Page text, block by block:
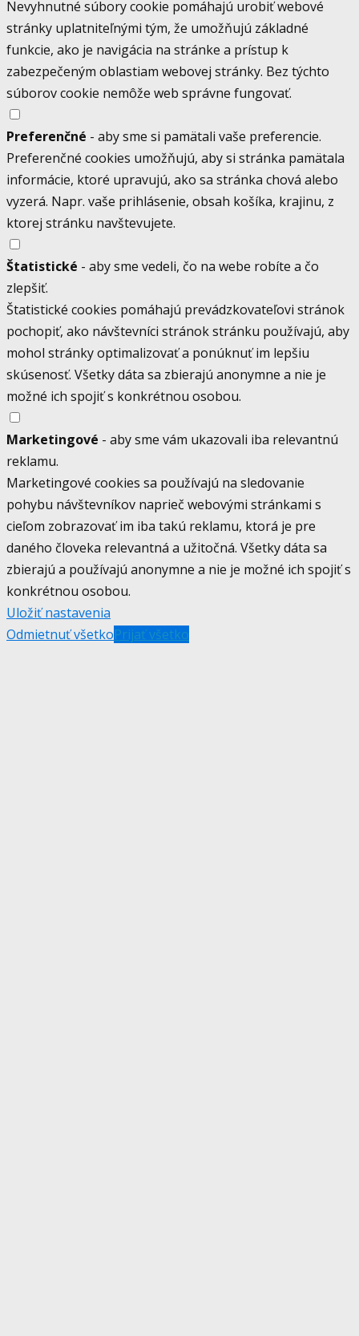
Nevyhnutné súbory cookie pomáhajú urobiť webové
stránky uplatniteľnými tým, že umožňujú základné
funkcie, ako je navigácia na stránke a prístup k
zabezpečeným oblastiam webovej stránky. Bez týchto
súborov cookie nemôže web správne fungovať.
Preferenčné - aby sme si pamätali vaše preferencie.
Preferenčné cookies umožňujú, aby si stránka pamätala
informácie, ktoré upravujú, ako sa stránka chová alebo
vyzerá. Napr. vaše prihlásenie, obsah košíka, krajinu, z
ktorej stránku navštevujete.
Štatistické - aby sme vedeli, čo na webe robíte a čo
zlepšiť.
Štatistické cookies pomáhajú prevádzkovateľovi stránok
pochopiť, ako návštevníci stránok stránku používajú, aby
mohol stránky optimalizovať a ponúknuť im lepšiu
skúsenosť. Všetky dáta sa zbierajú anonymne a nie je
možné ich spojiť s konkrétnou osobou.
Marketingové - aby sme vám ukazovali iba relevantnú
reklamu.
Marketingové cookies sa používajú na sledovanie
pohybu návštevníkov naprieč webovými stránkami s
cieľom zobrazovať im iba takú reklamu, ktorá je pre
daného človeka relevantná a užitočná. Všetky dáta sa
zbierajú a používajú anonymne a nie je možné ich spojiť s
konkrétnou osobou.
Uložiť nastavenia
Odmietnuť všetkoPrijať všetko